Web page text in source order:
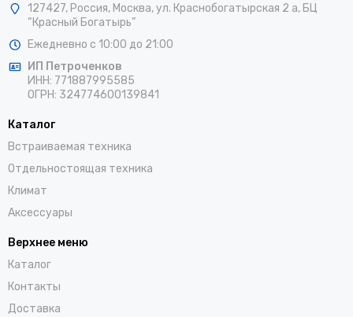
127427, Россия, Москва,ул. Краснобогатырская 2 а, БЦ
“Красный Богатырь”
Ежедневно с 10:00 до 21:00
ИП Петроченков
ИНН: 771887995585
ОГРН: 324774600139841
Каталог
Встраиваемая техника
Отдельностоящая техника
Климат
Аксессуары
Верхнее меню
Каталог
Контакты
Доставка